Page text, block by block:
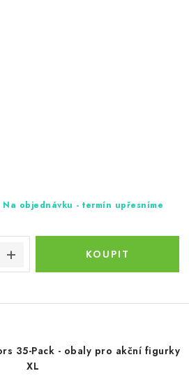
Na objednávku - termín upřesníme
35-Pack - obaly pro akční figurky
XL